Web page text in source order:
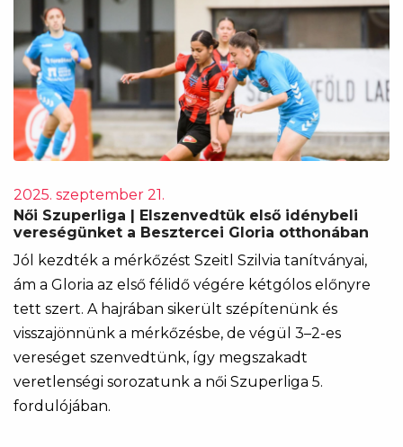
2025. szeptember 21.
Női Szuperliga | Elszenvedtük első idénybeli
vereségünket a Besztercei Gloria otthonában
Jól kezdték a mérkőzést Szeitl Szilvia tanítványai,
ám a Gloria az első félidő végére kétgólos előnyre
tett szert. A hajrában sikerült szépítenünk és
visszajönnünk a mérkőzésbe, de végül 3–2-es
vereséget szenvedtünk, így megszakadt
veretlenségi sorozatunk a női Szuperliga 5.
fordulójában.